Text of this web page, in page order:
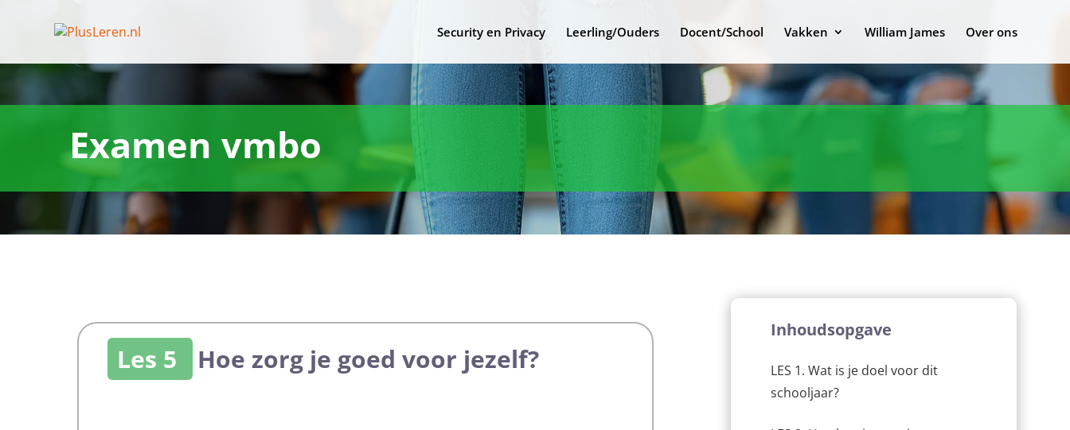
Security en Privacy Leerling/Ouders Docent/School Vakken William James Over ons
Examen vmbo
Les 5 Hoe zorg je goed voor jezelf?
Inhoudsopgave
LES 1. Wat is je doel voor dit
schooljaar?